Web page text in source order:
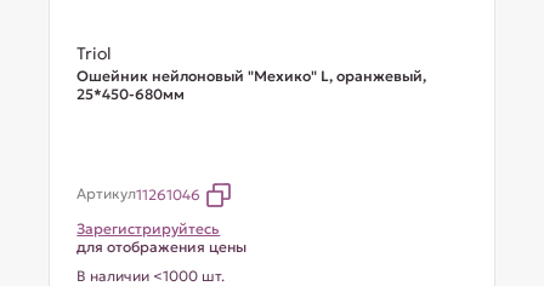
Triol
Ошейник нейлоновый "Мехико" L, оранжевый,
25*450-680мм
Артикул11261046
Зарегистрируйтесь
для отображения цены
В наличии <1000 шт.